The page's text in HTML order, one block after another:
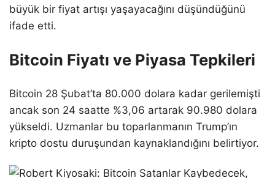
büyük bir fiyat artışı yaşayacağını düşündüğünü
ifade etti.
Bitcoin Fiyatı ve Piyasa Tepkileri
Bitcoin 28 Şubat’ta 80.000 dolara kadar gerilemişti
ancak son 24 saatte %3,06 artarak 90.980 dolara
yükseldi. Uzmanlar bu toparlanmanın Trump’ın
kripto dostu duruşundan kaynaklandığını belirtiyor.